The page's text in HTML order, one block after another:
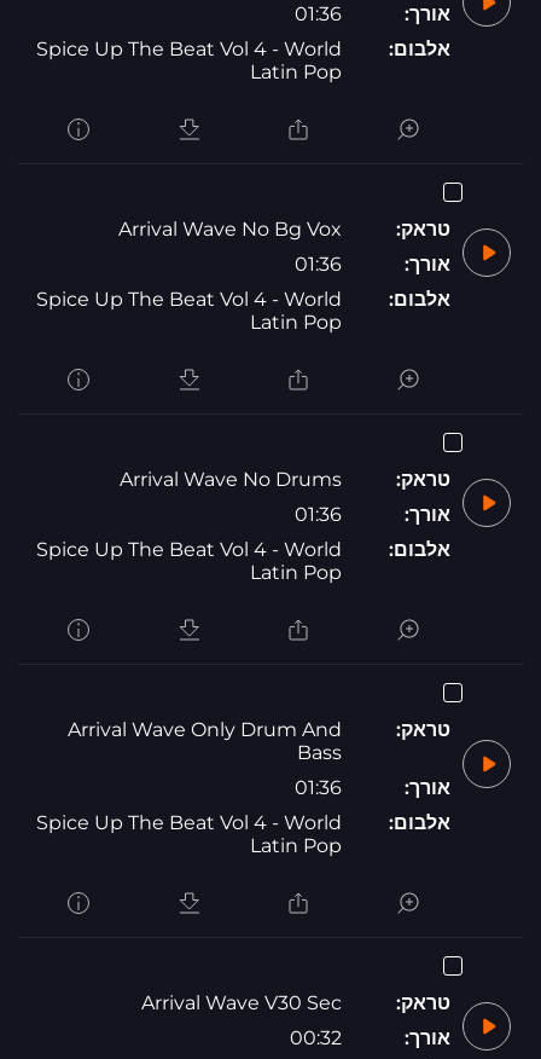
אורך:
01:36
אלבום:
Spice Up The Beat Vol 4 - World
Latin Pop
טראק:
Arrival Wave No Bg Vox
אורך:
01:36
אלבום:
Spice Up The Beat Vol 4 - World
Latin Pop
טראק:
Arrival Wave No Drums
אורך:
01:36
אלבום:
Spice Up The Beat Vol 4 - World
Latin Pop
טראק:
Arrival Wave Only Drum And
Bass
אורך:
01:36
אלבום:
Spice Up The Beat Vol 4 - World
Latin Pop
טראק:
Arrival Wave V30 Sec
אורך:
00:32